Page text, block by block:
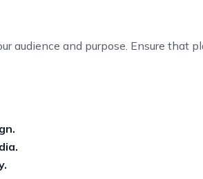
audience and purpose. Ensure that